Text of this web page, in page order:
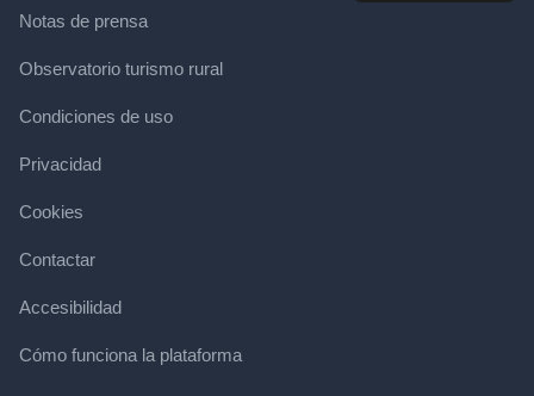
Notas de prensa
Observatorio turismo rural
Condiciones de uso
Privacidad
Cookies
Contactar
Accesibilidad
Cómo funciona la plataforma